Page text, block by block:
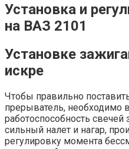
Установка и
на ВАЗ 2101
Установке
искре
Чтобы правильно
прерыватель, необходимо
работоспособность свечей
сильный налет и нагар,
регулировку момента